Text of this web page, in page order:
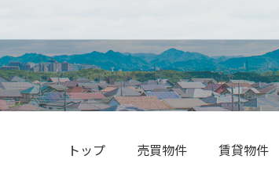
トップ 売買物件 賃貸物件